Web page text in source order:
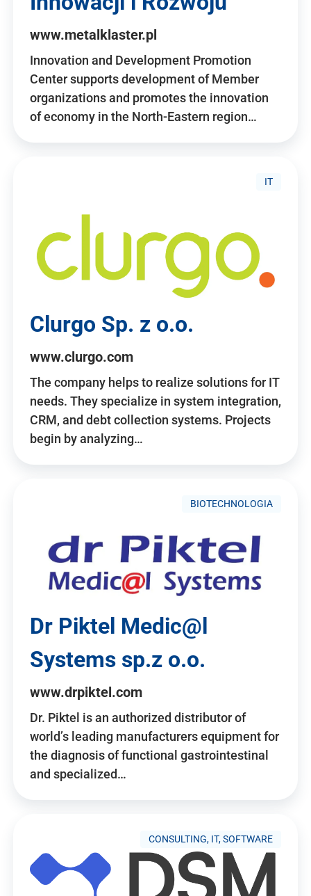
www.metalklaster.pl
Innovation and Development Promotion
Center supports development of Member
organizations and promotes the innovation
of economy in the North-Eastern region…
IT
Clurgo Sp. z o.o.
www.clurgo.com
The company helps to realize solutions for IT
needs. They specialize in system integration,
CRM, and debt collection systems. Projects
begin by analyzing…
BIOTECHNOLOGIA
Dr Piktel Medic@l
Systems sp.z o.o.
www.drpiktel.com
Dr. Piktel is an authorized distributor of
world’s leading manufacturers equipment for
the diagnosis of functional gastrointestinal
and specialized…
CONSULTING, IT, SOFTWARE